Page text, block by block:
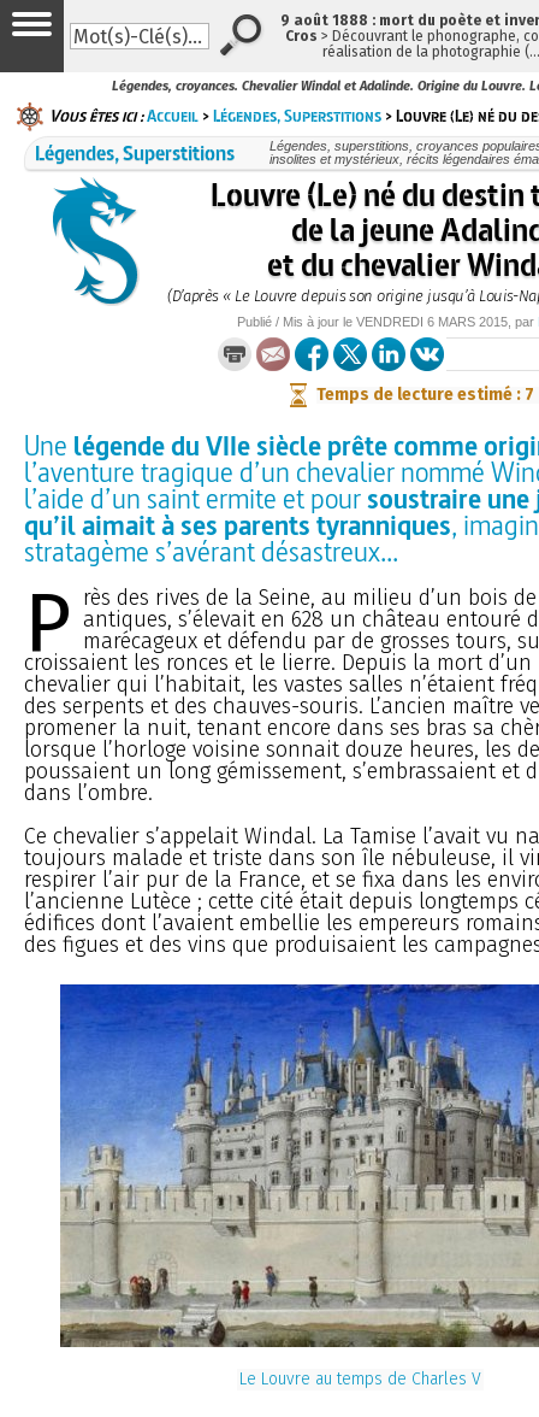
Légendes, croyances. Chevalier Windal et Adalinde. Origine du Louvre.
Vous êtes ici :Accueil >Légendes, Superstitions > Louvre (Le) né du
Légendes, Superstitions
Légendes, superstitions, croyances
insolites et mystérieux, récits légendaires
Louvre (Le) né du destin
de la jeune
et du chevalier
(D’après « Le Louvre depuis son origine jusqu’à Louis-
Publié / Mis à jour le VENDREDI 6 MARS 2015, par
Temps de lecture estimé : 7
Une légende du VIIe siècle prête comme
l’aventure tragique d’un chevalier nommé
l’aide d’un saint ermite et poursoustraire
qu’il aimait à ses parents tyranniques,
stratagème s’avérant désastreux...
P rès des rives de la Seine, au milieu d’un bois
antiques, s’élevait en 628 un château entouré
marécageux et défendu par de grosses tours,
croissaient les ronces et le lierre. Depuis la mort
chevalier qui l’habitait, les vastes salles n’étaient
des serpents et des chauves-souris. L’ancien maître
promener la nuit, tenant encore dans ses bras sa
lorsque l’horloge voisine sonnait douze heures, les
poussaient un long gémissement, s’embrassaient et
dans l’ombre.
Ce chevalier s’appelait Windal. La Tamise l’avait vu
toujours malade et triste dans son île nébuleuse, il
respirer l’air pur de la France, et se fixa dans les
l’ancienne Lutèce ; cette cité était depuis longtemps
édifices dont l’avaient embellie les empereurs
des figues et des vins que produisaient les
Le Louvre au temps de Charles V
9 août 1888 : mort du poète et
Cros > Découvrant le phonographe,
réalisation de la photographie